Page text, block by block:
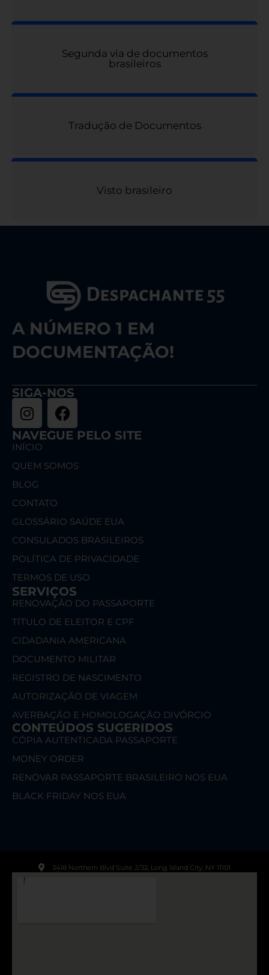
Segunda via de documentos
brasileiros
Tradução de Documentos
Visto brasileiro
A NÚMERO 1 EM
DOCUMENTAÇÃO!
SIGA-NOS
NAVEGUE PELO SITE
INÍCIO
QUEM SOMOS
BLOG
CONTATO
GLOSSÁRIO SAÚDE EUA
CONSULADOS BRASILEIROS
POLÍTICA DE PRIVACIDADE
TERMOS DE USO
SERVIÇOS
RENOVAÇÃO DO PASSAPORTE
TÍTULO DE ELEITOR E CPF
CIDADANIA AMERICANA
DOCUMENTO MILITAR
REGISTRO DE NASCIMENTO
AUTORIZAÇÃO DE VIAGEM
AVERBAÇÃO E HOMOLOGAÇÃO DIVÓRCIO
CONTEÚDOS SUGERIDOS
CÓPIA AUTENTICADA PASSAPORTE
MONEY ORDER
RENOVAR PASSAPORTE BRASILEIRO NOS EUA
BLACK FRIDAY NOS EUA
3418 Northern Blvd Suite 2/32, Long Island City, NY 11101